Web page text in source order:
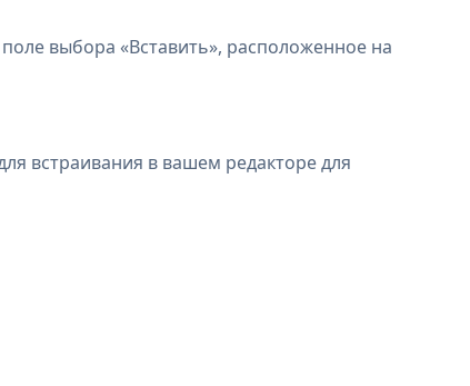
выбора «Вставить», расположенное на
встраивания в вашем редакторе для